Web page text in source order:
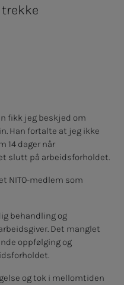
fikk jeg beskjed om
Han fortalte at jeg ikke
14 dager når
slutt på arbeidsforholdet.
NITO-medlem som
behandling og
Det manglet
oppfølging og
og tok i mellomtiden